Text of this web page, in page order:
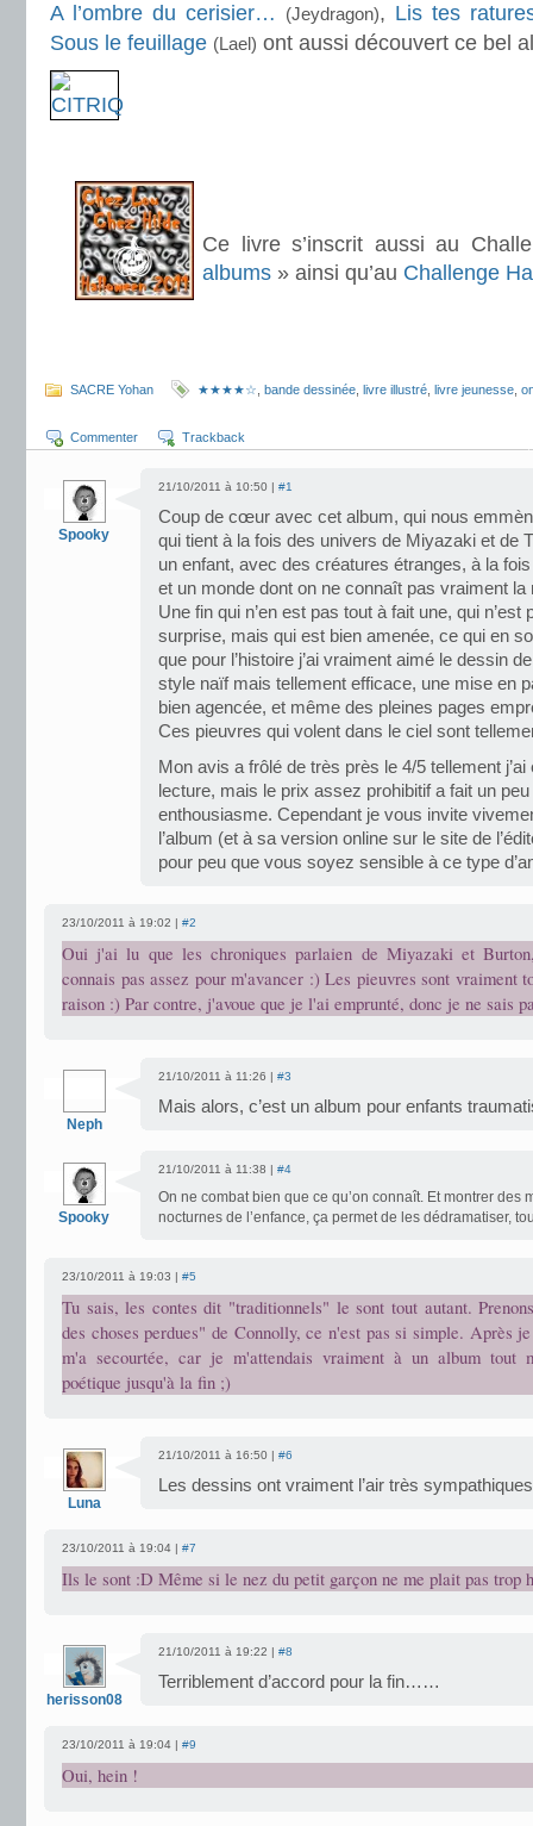
A l’ombre du cerisier…
(Jeydragon), Lis tes
Sous le feuillage (Lael) ont aussi découvert ce bel
Ce livre s’inscrit aussi au
albums » ainsi qu’au Challenge
SACRE Yohan ★★★★☆ bande dessinée livre illustré livre jeunesse
Commenter Trackback
Spooky
21/10/2011 à 10:50 | #1
Coup de cœur avec cet album, qui nous
qui tient à la fois des univers de Miyazaki et de
un enfant, avec des créatures étranges, à la
et un monde dont on ne connaît pas vraiment
Une fin qui n’en est pas tout à fait une, qui
surprise, mais qui est bien amenée, ce qui en
que pour l’histoire j’ai vraiment aimé le dessin
style naïf mais tellement efficace, une mise en
bien agencée, et même des pleines pages
Ces pieuvres qui volent dans le ciel sont
Mon avis a frôlé de très près le 4/5 tellement
lecture, mais le prix assez prohibitif a fait un
enthousiasme. Cependant je vous invite
l’album (et à sa version online sur le site de
pour peu que vous soyez sensible à ce type
23/10/2011 à 19:02 | #2
Oui j'ai lu que les chroniques parlaien de Miyazaki et
connais pas assez pour m'avancer :) Les pieuvres sont vraiment
raison :) Par contre, j'avoue que je l'ai emprunté, donc je ne sais
Neph
21/10/2011 à 11:26 | #3
Mais alors, c’est un album pour enfants
Spooky
21/10/2011 à 11:38 | #4
On ne combat bien que ce qu’on connaît. Et montrer des
nocturnes de l’enfance, ça permet de les dédramatiser,
23/10/2011 à 19:03 | #5
Tu sais, les contes dit "traditionnels" le sont tout autant.
des choses perdues" de Connolly, ce n'est pas si simple. Après
m'a secourtée, car je m'attendais vraiment à un album tout
poétique jusqu'à la fin ;)
Luna
21/10/2011 à 16:50 | #6
Les dessins ont vraiment l’air très
23/10/2011 à 19:04 | #7
Ils le sont :D Même si le nez du petit garçon ne me plait pas trop
herisson08
21/10/2011 à 19:22 | #8
Terriblement d’accord pour la fin……
23/10/2011 à 19:04 | #9
Oui, hein !